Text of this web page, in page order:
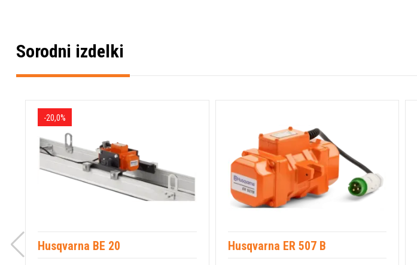
Sorodni izdelki
-20,0%
Husqvarna BE 20 Husqvarna ER 507 B